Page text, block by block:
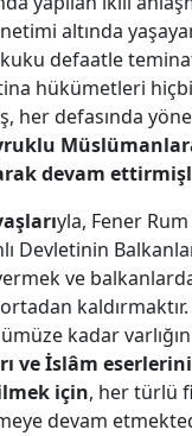
altında
defaatle
hükümetleri
her defasında
devam
yla, Fener
Devletinin
ve
kadar
ve İslâm
için, her türlü
devam